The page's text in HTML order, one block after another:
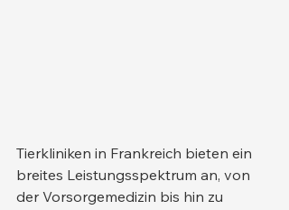
Tierkliniken in Frankreich bieten ein
breites Leistungsspektrum an, von
der Vorsorgemedizin bis hin zu